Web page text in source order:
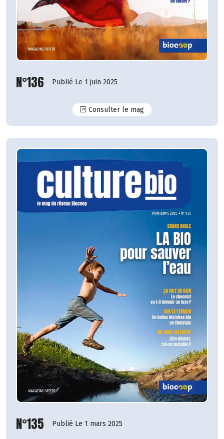
N°136 Publié Le 1 juin 2025
Consulter le magN°136
N°135 Publié Le 1 mars 2025